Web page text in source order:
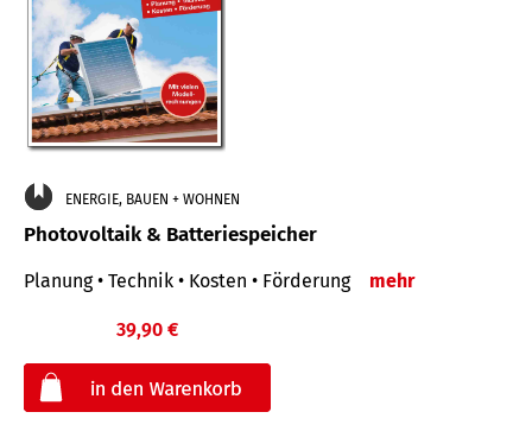
ENERGIE, BAUEN + WOHNEN
Photovoltaik & Batteriespeicher
Planung • Technik • Kosten • Förderung mehr
39,90 €